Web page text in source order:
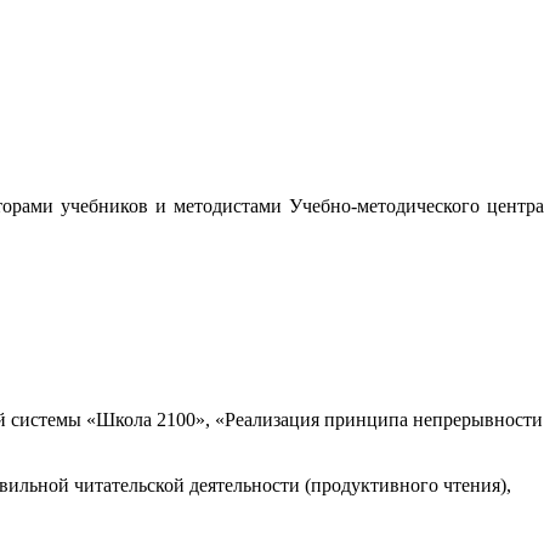
учебников и методистами Учебно-методического центра
«Школа 2100», «Реализация принципа непрерывности
читательской деятельности (продуктивного чтения),